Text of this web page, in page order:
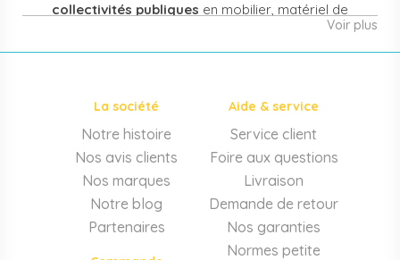
collectivités publiques en mobilier, matériel de
puériculture, jouets et équipement pour structures
d'accueil de la petite enfance. Notre offre couvre
cabinets infirmiers).
Mobilier et équipement de crèche
Lits crèche en bois, couchettes empilables, meubles à
langer sur mesure en résine antibactérienne, tables et
chaises adaptées aux 0-6 ans, banc-vestiaire, barrières de
séparation. Tout le matériel pour aménager une structure
conforme aux normes PMI.
Voir plus
La société
Notre histoire
Nos avis clients
Nos marques
Notre blog
Partenaires
Aide & service
Service client
Foire aux questions
Livraison
Demande de retour
Nos garanties
Normes petite